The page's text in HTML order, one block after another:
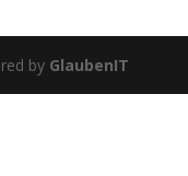
by GlaubenIT